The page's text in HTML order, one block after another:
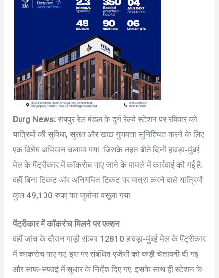
Durg News: रायपुर रेल मंडल के दुर्ग रेलवे स्टेशन पर रविवार को
यात्रियों की सुविधा, सुरक्षा और खाद्य गुणवत्ता सुनिश्चित करने के लिए
एक विशेष अभियान चलाया गया. जिसके तहत बीते दिनों हावड़ा-मुंबई
मेल के पैंट्रीकार में कॉकरोच पाए जाने के मामले में कार्रवाई की गई है.
वहीं बिना टिकट और अनियमित टिकट पर यात्रा करने वाले यात्रियों
कुल 49,100 रुपए का जुर्माना वसूला गया.
पेंट्रीकार में कॉकरोच मिलने पर एक्शन
वहीं जांच के दौरान गाड़ी संख्या 12810 हावड़ा-मुंबई मेल के पैंट्रीकार
में काकरोच पाए गए. इस पर संबंधित एजेंसी को कड़ी चेतावनी दी गई
और साफ-सफाई में सुधार के निर्देश दिए गए. इसके साथ ही स्टेशन के